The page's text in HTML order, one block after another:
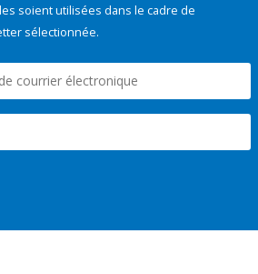
soient utilisées dans le cadre de
sélectionnée.